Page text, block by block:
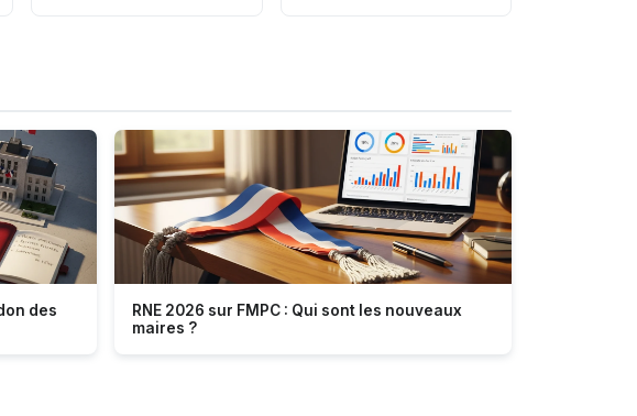
des
RNE 2026 sur FMPC : Qui sont les nouveaux
maires ?